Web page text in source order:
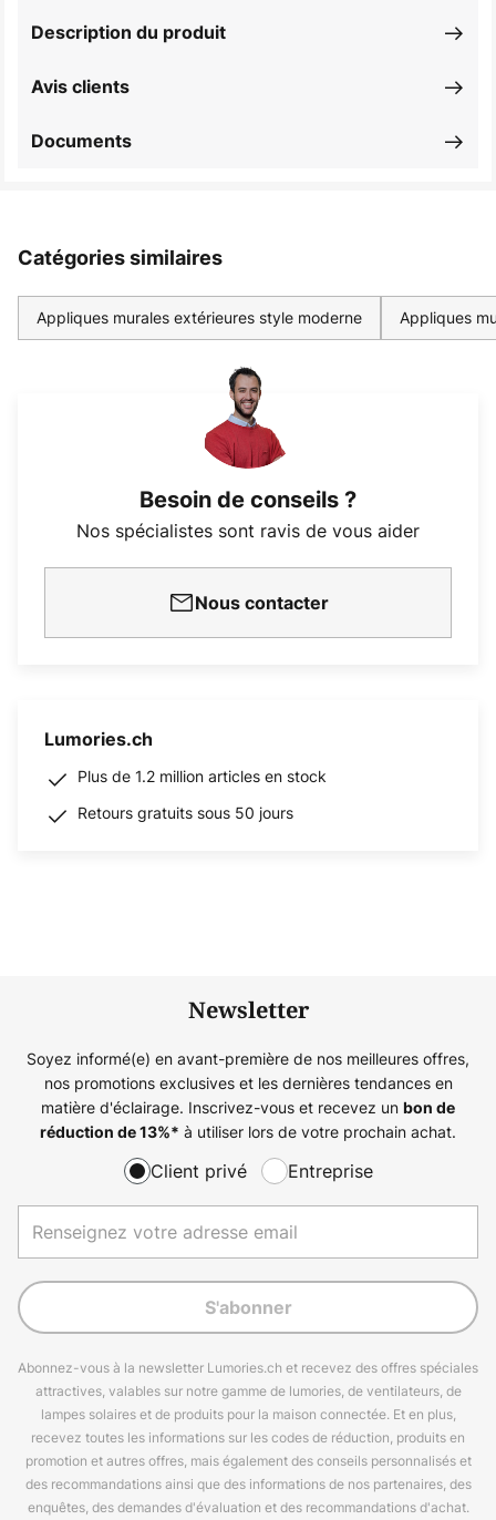
Description du produit
Avis clients
Documents
Catégories similaires
Appliques murales extérieures style moderne Appliques
Besoin de conseils ?
Nos spécialistes sont ravis de vous aider
Nous contacter
Lumories.ch
Plus de 1.2 million articles en stock
Retours gratuits sous 50 jours
Newsletter
Soyez informé(e) en avant-première de nos meilleures offres,
nos promotions exclusives et les dernières tendances en
matière d'éclairage. Inscrivez-vous et recevez un bon de
réduction de13%* à utiliser lors de votre prochain achat.
Client privé Entreprise
S'abonner
Abonnez-vous à la newsletter Lumories.ch et recevez des offres spéciales
attractives, valables sur notre gamme de lumories, de ventilateurs, de
lampes solaires et de produits pour la maison connectée. Et en plus,
recevez toutes les informations sur les codes de réduction, produits en
promotion et autres offres, mais également des conseils personnalisés et
des recommandations ainsi que des informations de nos partenaires, des
enquêtes, des demandes d'évaluation et des recommandations d'achat.